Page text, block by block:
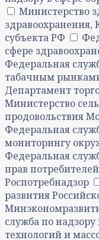
Министерство
здравоохранения,
субъекта РФ
сфере
Федеральная
табачным
Департамент
Министерство
продовольствия
Федеральная
мониторингу
Федеральная
прав
Роспотребнадзор
развития
служба по
технологий и